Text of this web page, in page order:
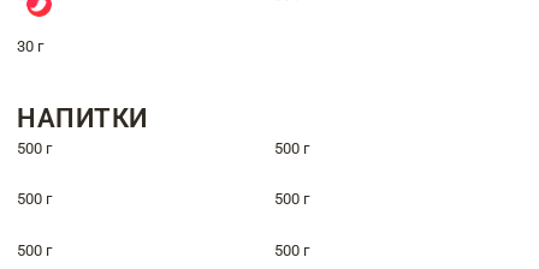
30 г
НАПИТКИ
500 г 500 г
500 г 500 г
500 г 500 г